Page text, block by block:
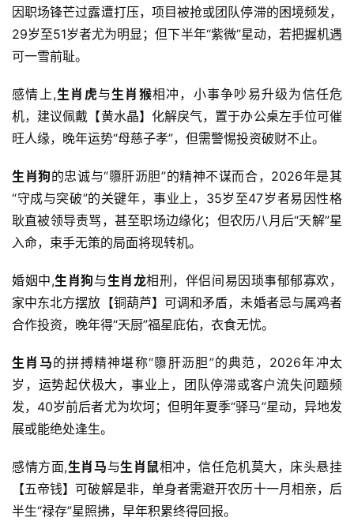
因职场锋芒过露遭打压，项目被抢或团队停滞的困境频发，
29岁至51岁者尤为明显；但下半年“紫微”星动，若把握机遇
可一雪前耻。
感情上,生肖虎与生肖猴相冲，小事争吵易升级为信任危
机，建议佩戴【黄水晶】化解戾气，置于办公桌左手位可催
旺人缘，晚年运势“母慈子孝”，但需警惕投资破财不止。
生肖狗的忠诚与“隳肝沥胆”的精神不谋而合，2026年是其
“守成与突破”的关键年，事业上，35岁至47岁者易因性格
耿直被领导责骂，甚至职场边缘化；但农历八月后“天解”星
入命，束手无策的局面将现转机。
婚姻中,生肖狗与生肖龙相刑，伴侣间易因琐事郁郁寡欢，
家中东北方摆放【铜葫芦】可调和矛盾，未婚者忌与属鸡者
合作投资，晚年得“天厨”福星庇佑，衣食无忧。
生肖马的拼搏精神堪称“隳肝沥胆”的典范，2026年冲太
岁，运势起伏极大，事业上，团队停滞或客户流失问题频
发，40岁前后者尤为坎坷；但明年夏季“驿马”星动，异地发
展或能绝处逢生。
感情方面,生肖马与生肖鼠相冲，信任危机莫大，床头悬挂
【五帝钱】可破解是非，单身者需避开农历十一月相亲，后
半生“禄存”星照拂，早年积累终得回报。